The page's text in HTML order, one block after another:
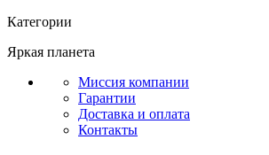
Категории
Яркая планета
Миссия компании
Гарантии
Доставка и оплата
Контакты